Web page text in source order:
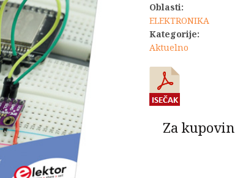
Oblasti:
ELEKTRONIKA
Kategorije:
Aktuelno
Za